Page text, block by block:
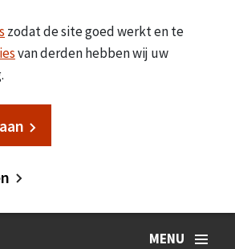
zodat de site goed werkt en te
van derden hebben wij uw
MENU